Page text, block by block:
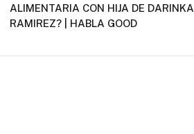
ALIMENTARIA CON HIJA DE DARINKA
RAMIREZ? | HABLA GOOD